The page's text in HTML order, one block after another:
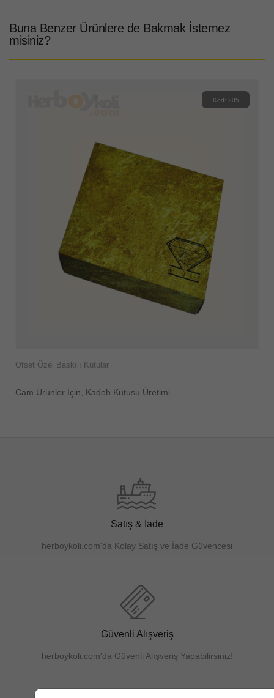
Buna Benzer Ürünlere de Bakmak İstemez
misiniz?
Kod: 205
Ofset Özel Baskılı Kutular
Cam Ürünler İçin, Kadeh Kutusu Üretimi
ÜRÜNÜ İNCELE
Satış & İade
herboykoli.com'da Kolay Satış ve İade Güvencesi
Güvenli Alışveriş
herboykoli.com'da Güvenli Alışveriş Yapabilirsiniz!